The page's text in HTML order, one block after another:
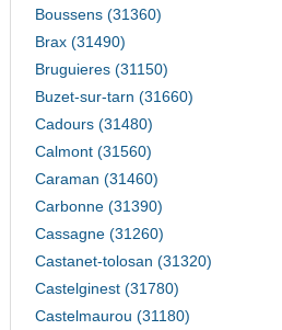
Boussens (31360)
Brax (31490)
Bruguieres (31150)
Buzet-sur-tarn (31660)
Cadours (31480)
Calmont (31560)
Caraman (31460)
Carbonne (31390)
Cassagne (31260)
Castanet-tolosan (31320)
Castelginest (31780)
Castelmaurou (31180)